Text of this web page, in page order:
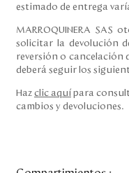
estimado de entrega
MARROQUINERA SAS
solicitar la devolución
reversión o cancelación
deberá seguir los
Haz clic aquí para
cambios y devoluciones.